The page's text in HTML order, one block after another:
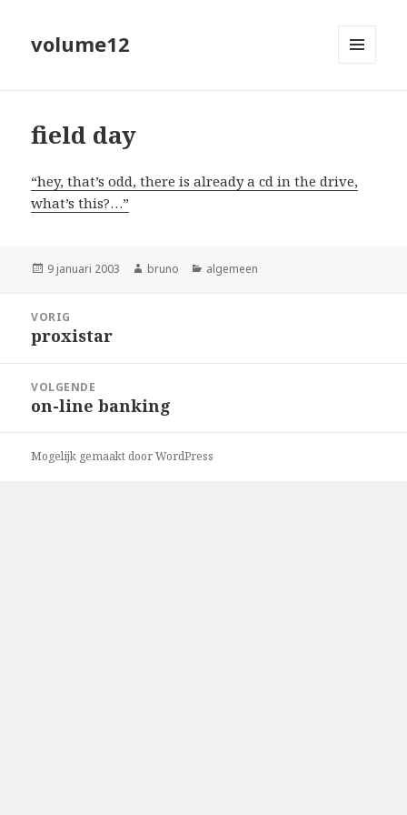
volume12
field day
“hey, that’s odd, there is already a cd in the drive,
what’s this?…”
Geplaatst
9 januari 2003 Auteur
bruno Categorieën
algemeen
navigatie
VORIG
Vorig
proxistar
VOLGENDE
Volgend
on-line banking
Mogelijk gemaakt door WordPress